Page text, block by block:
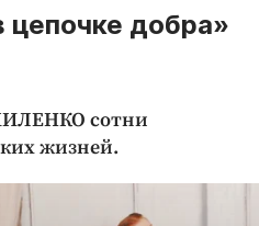
цепочке добра»
сотни
жизней.